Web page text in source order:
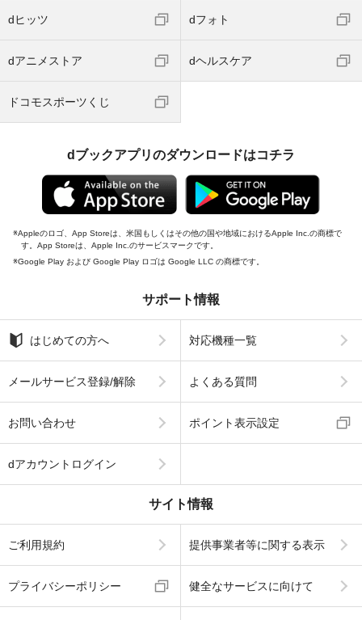
dヒッツ dフォト
dアニメストア dヘルスケア
ドコモスポーツくじ
dブックアプリのダウンロードはコチラ
Appleのロゴ、App Storeは、米国もしくはその他の国や地域におけるApple Inc.の商標で
す。App Storeは、Apple Inc.のサービスマークです。
Google Play および Google Play ロゴは Google LLC の商標です。
サポート情報
はじめての方へ 対応機種一覧
メールサービス登録/解除 よくある質問
お問い合わせ ポイント表示設定
dアカウントログイン
サイト情報
ご利用規約 提供事業者等に関する表示
プライバシーポリシー 健全なサービスに向けて